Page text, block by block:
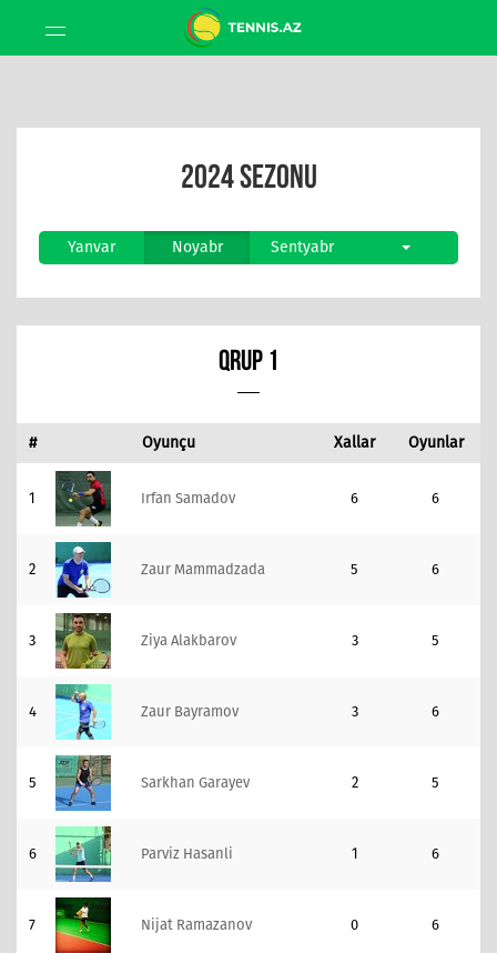
2024 SEZONU
Yanvar Noyabr Sentyabr
QRUP 1
# Oyunçu Xallar Oyunlar
1 Irfan Samadov 6 6
2 Zaur Mammadzada 5 6
3 Ziya Alakbarov 3 5
4 Zaur Bayramov 3 6
5 Sarkhan Garayev 2 5
6 Parviz Hasanli 1 6
7 Nijat Ramazanov 0 6